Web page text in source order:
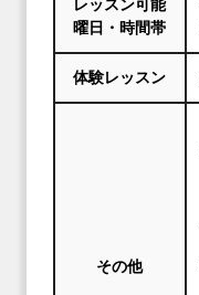
レッスン可能
曜日・時間帯
体験レッスン
その他